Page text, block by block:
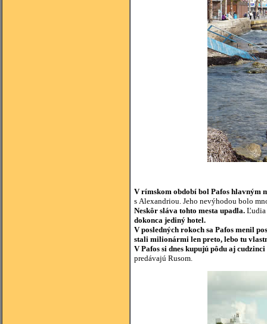
V rímskom období bol Pafos hlavným
s Alexandriou. Jeho nevýhodou bolo
Neskôr sláva tohto mesta upadla. Ľudia
dokonca jediný hotel.
V posledných rokoch sa Pafos menil
stali milionármi len preto, lebo tu
V Pafos si dnes kupujú pôdu aj
predávajú Rusom.